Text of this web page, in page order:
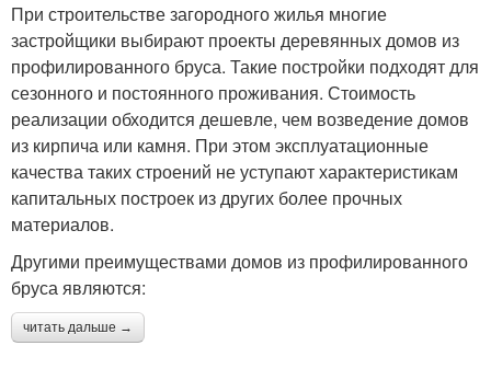
При строительстве загородного жилья многие
застройщики выбирают проекты деревянных домов из
профилированного бруса. Такие постройки подходят для
сезонного и постоянного проживания. Стоимость
реализации обходится дешевле, чем возведение домов
из кирпича или камня. При этом эксплуатационные
качества таких строений не уступают характеристикам
капитальных построек из других более прочных
материалов.
Другими преимуществами домов из профилированного
бруса являются:
читать дальше →